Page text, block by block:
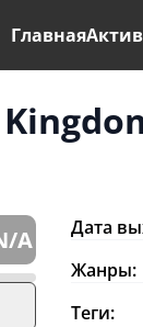
Главная
A Дата
Жанры:
Теги: